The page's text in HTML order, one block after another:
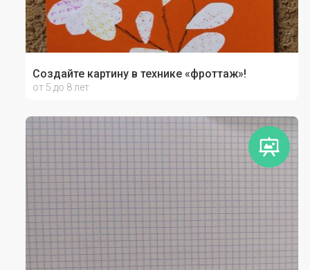
Создайте картину в технике «фроттаж»!
от 5 до 8 лет